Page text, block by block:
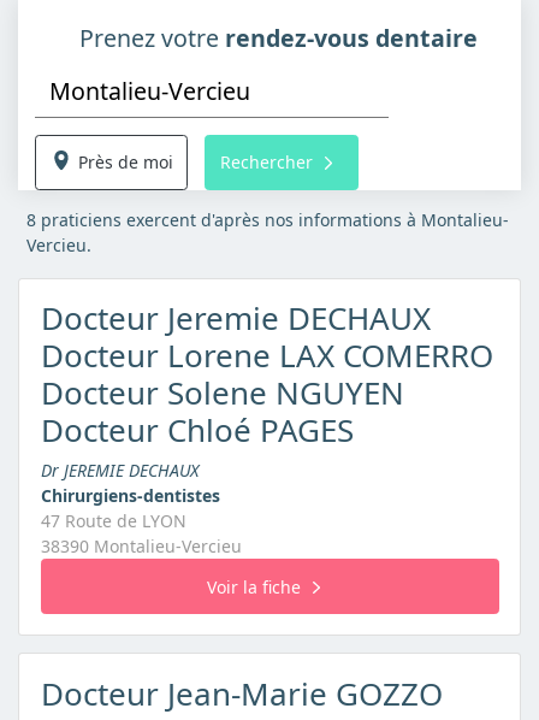
Prenez votre rendez-vous dentaire
Près de moi Rechercher
8 praticiens exercent d'après nos informations à Montalieu-
Vercieu.
Docteur Jeremie DECHAUX
Docteur Lorene LAX COMERRO
Docteur Solene NGUYEN
Docteur Chloé PAGES
Dr JEREMIE DECHAUX
Chirurgiens-dentistes
47 Route de LYON
38390 Montalieu-Vercieu
Voir la fiche
Docteur Jean-Marie GOZZO